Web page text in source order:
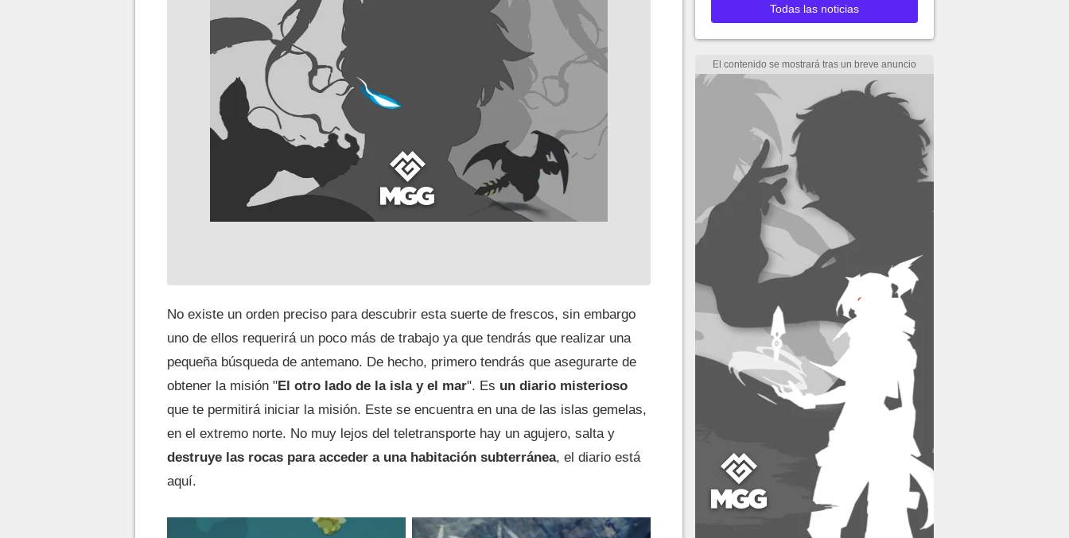
No existe un orden preciso para descubrir esta suerte de frescos, sin embargo
uno de ellos requerirá un poco más de trabajo ya que tendrás que realizar una
pequeña búsqueda de antemano. De hecho, primero tendrás que asegurarte de
obtener la misión "El otro lado de la isla y el mar". Es un diario misterioso
que te permitirá iniciar la misión. Este se encuentra en una de las islas gemelas,
en el extremo norte. No muy lejos del teletransporte hay un agujero, salta y
destruye las rocas para acceder a una habitación subterránea, el diario está
aquí.
Todas las noticias